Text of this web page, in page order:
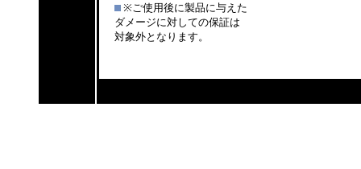
※ご使用後に製品に与えた
ダメージに対しての保証は
対象外となります。